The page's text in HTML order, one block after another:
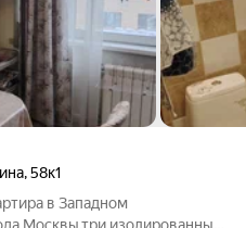
,58к1
в Западном